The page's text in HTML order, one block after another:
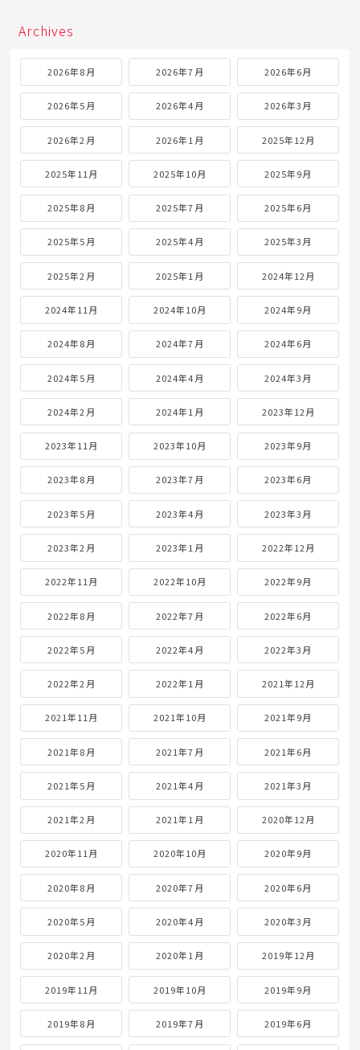
Archives
2026年8月 2026年7月 2026年6月
2026年5月 2026年4月 2026年3月
2026年2月 2026年1月 2025年12月
2025年11月 2025年10月 2025年9月
2025年8月 2025年7月 2025年6月
2025年5月 2025年4月 2025年3月
2025年2月 2025年1月 2024年12月
2024年11月 2024年10月 2024年9月
2024年8月 2024年7月 2024年6月
2024年5月 2024年4月 2024年3月
2024年2月 2024年1月 2023年12月
2023年11月 2023年10月 2023年9月
2023年8月 2023年7月 2023年6月
2023年5月 2023年4月 2023年3月
2023年2月 2023年1月 2022年12月
2022年11月 2022年10月 2022年9月
2022年8月 2022年7月 2022年6月
2022年5月 2022年4月 2022年3月
2022年2月 2022年1月 2021年12月
2021年11月 2021年10月 2021年9月
2021年8月 2021年7月 2021年6月
2021年5月 2021年4月 2021年3月
2021年2月 2021年1月 2020年12月
2020年11月 2020年10月 2020年9月
2020年8月 2020年7月 2020年6月
2020年5月 2020年4月 2020年3月
2020年2月 2020年1月 2019年12月
2019年11月 2019年10月 2019年9月
2019年8月 2019年7月 2019年6月